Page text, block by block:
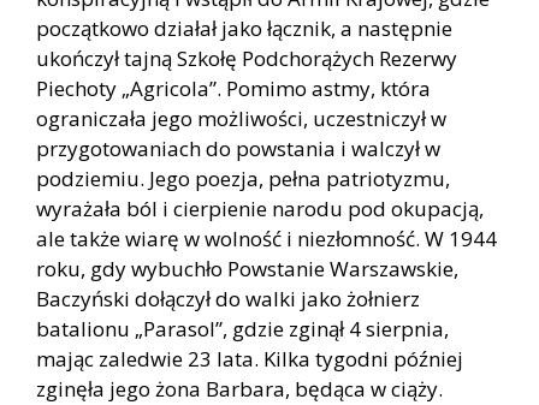
początkowo działał jako łącznik, a następnie
ukończył tajną Szkołę Podchorążych Rezerwy
Piechoty „Agricola”. Pomimo astmy, która
ograniczała jego możliwości, uczestniczył w
przygotowaniach do powstania i walczył w
podziemiu. Jego poezja, pełna patriotyzmu,
wyrażała ból i cierpienie narodu pod okupacją,
ale także wiarę w wolność i niezłomność. W 1944
roku, gdy wybuchło Powstanie Warszawskie,
Baczyński dołączył do walki jako żołnierz
batalionu „Parasol”, gdzie zginął 4 sierpnia,
mając zaledwie 23 lata. Kilka tygodni później
zginęła jego żona Barbara, będąca w ciąży.